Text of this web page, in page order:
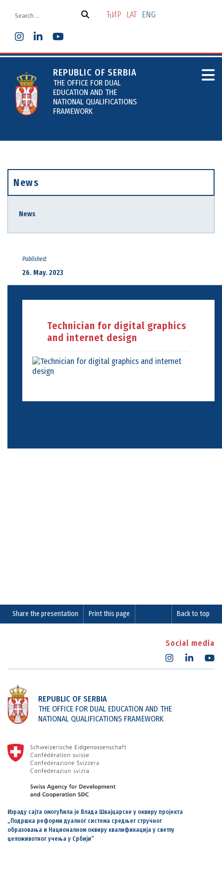
content
ЂИР LAT ENG
REPUBLIC OF SERBIA
THE OFFICE FOR DUAL
EDUCATION AND THE
NATIONAL QUALIFICATIONS
FRAMEWORK
News
News
Published:
26. May. 2023
Technician for digital graphics
and internet design
Share the presentation Print this page Back to top
Social media
REPUBLIC OF SERBIA
THE OFFICE FOR DUAL EDUCATION AND THE
NATIONAL QUALIFICATIONS FRAMEWORK
Израду сајта омогућила је Влада Швајцарске у оквиру пројекта
„Подршка реформи дуалног система средњег стручног
образовања и Националном оквиру квалификација у светлу
целоживотног учења у Србији”